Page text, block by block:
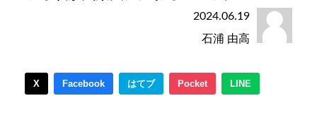
2024.06.19
石浦 由高
X Facebook はてブ Pocket LINE